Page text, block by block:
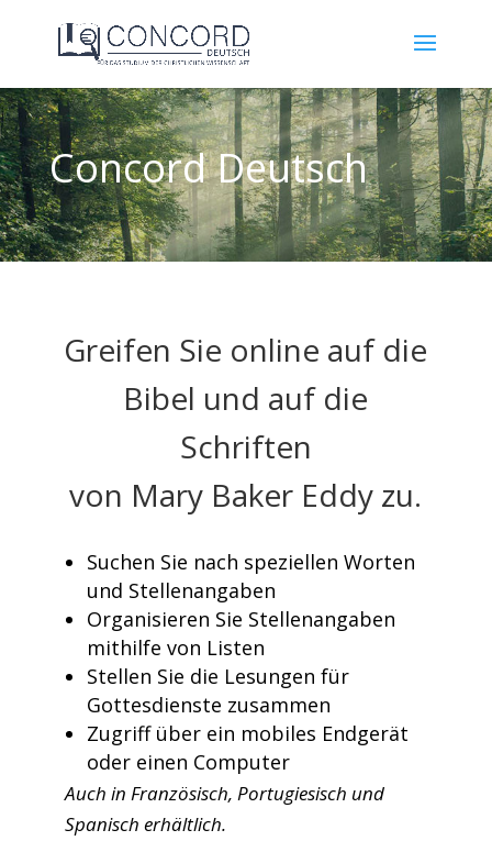
Concord Deutsch
Greifen Sie online auf die
Bibel und auf die
Schriften
von Mary Baker Eddy zu.
Suchen Sie nach speziellen Worten
und Stellenangaben
Organisieren Sie Stellenangaben
mithilfe von Listen
Stellen Sie die Lesungen für
Gottesdienste zusammen
Zugriff über ein mobiles Endgerät
oder einen Computer
Auch in Französisch, Portugiesisch und
Spanisch erhältlich.